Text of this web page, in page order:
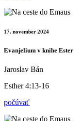
17. november 2024
Evanjelium v knihe Ester
Jaroslav Bán
Esther 4:13-16
počúvať